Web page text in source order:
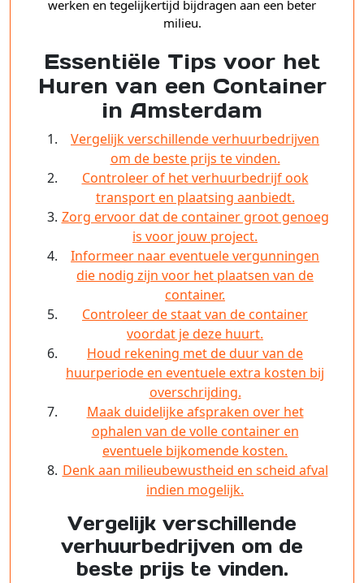
werken en tegelijkertijd bijdragen aan een beter
milieu.
Essentiële Tips voor het
Huren van een Container
in Amsterdam
Vergelijk verschillende verhuurbedrijven
om de beste prijs te vinden.
Controleer of het verhuurbedrijf ook
transport en plaatsing aanbiedt.
Zorg ervoor dat de container groot genoeg
is voor jouw project.
Informeer naar eventuele vergunningen
die nodig zijn voor het plaatsen van de
container.
Controleer de staat van de container
voordat je deze huurt.
Houd rekening met de duur van de
huurperiode en eventuele extra kosten bij
overschrijding.
Maak duidelijke afspraken over het
ophalen van de volle container en
eventuele bijkomende kosten.
Denk aan milieubewustheid en scheid afval
indien mogelijk.
Vergelijk verschillende
verhuurbedrijven om de
beste prijs te vinden.